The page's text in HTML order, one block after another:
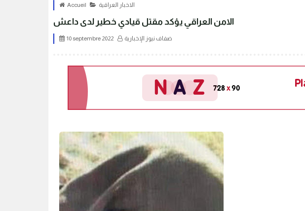
Accueil الاخبار العراقية
الامن العراقي يؤكد مقتل قيادي خطير لدى داعش
10 septembre 2022 ضفاف نيوز الإخبارية